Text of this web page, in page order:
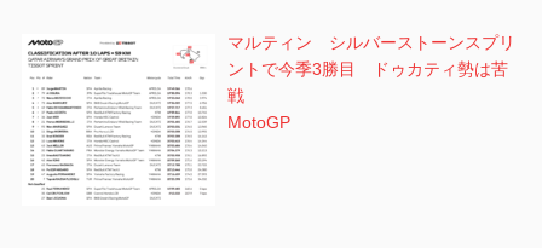
マルティン シルバーストーンスプリ
ントで今季3勝目 ドゥカティ勢は苦
戦
MotoGP